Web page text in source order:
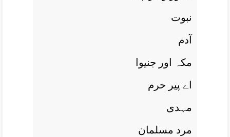
نبوت
آدم
مکہ اور جنيوا
اے پير حرم
مہدی
مرد مسلمان